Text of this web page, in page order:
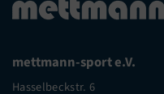
mettmann-sport e.V.
Hasselbeckstr. 6